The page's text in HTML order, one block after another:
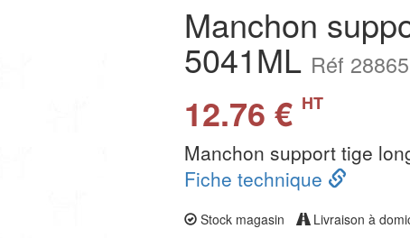
Manchon
5041ML Réf 28865
12.76 € HT
Manchon support tige
Fiche technique
Stock magasin Livraison à